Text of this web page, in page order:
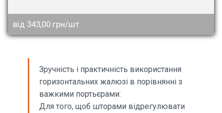
від 343,00 грн/шт
Зручність і практичність використання
горизонтальних жалюзі в порівнянні з
важкими портьєрами:
Для того, щоб шторами відрегулювати